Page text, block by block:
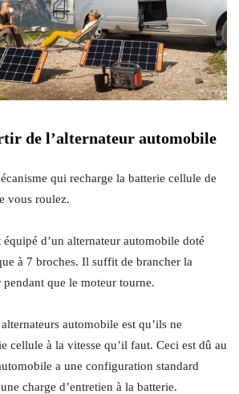
de l’alternateur automobile
qui recharge la batterie cellule de
vous roulez.
d’un alternateur automobile doté
à 7 broches. Il suffit de brancher la
pendant que le moteur tourne.
automobile est qu’ils ne
cellule à la vitesse qu’il faut. Ceci est dû au
a une configuration standard
charge d’entretien à la batterie.